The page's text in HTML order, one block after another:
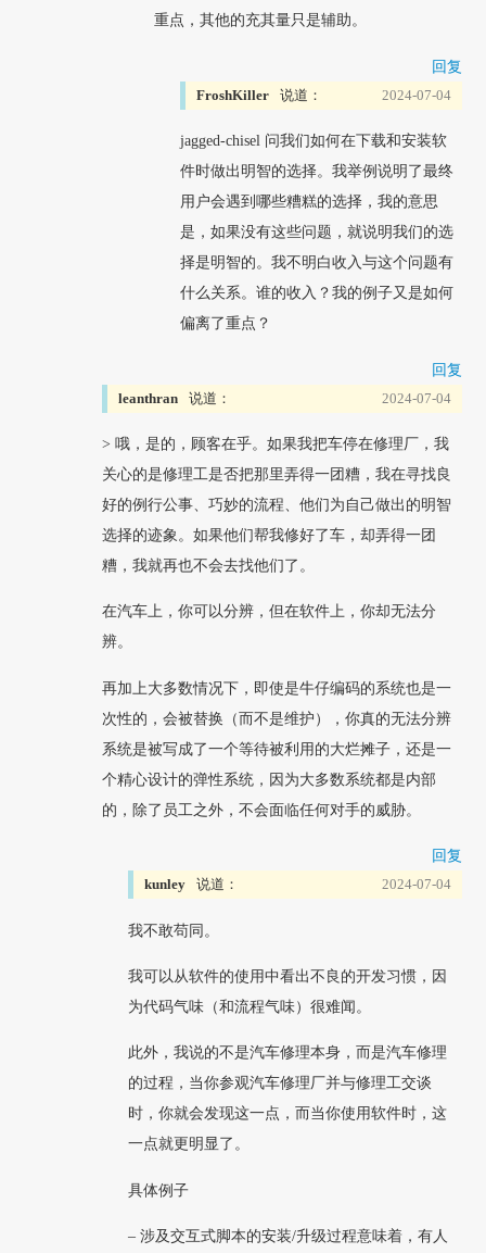
重点，其他的充其量只是辅助。
回复
FroshKiller 说道： 2024-07-04
jagged-chisel 问我们如何在下载和安装软
件时做出明智的选择。我举例说明了最终
用户会遇到哪些糟糕的选择，我的意思
是，如果没有这些问题，就说明我们的选
择是明智的。我不明白收入与这个问题有
什么关系。谁的收入？我的例子又是如何
偏离了重点？
回复
leanthran 说道： 2024-07-04
> 哦，是的，顾客在乎。如果我把车停在修理厂，我
关心的是修理工是否把那里弄得一团糟，我在寻找良
好的例行公事、巧妙的流程、他们为自己做出的明智
选择的迹象。如果他们帮我修好了车，却弄得一团
糟，我就再也不会去找他们了。
在汽车上，你可以分辨，但在软件上，你却无法分
辨。
再加上大多数情况下，即使是牛仔编码的系统也是一
次性的，会被替换（而不是维护），你真的无法分辨
系统是被写成了一个等待被利用的大烂摊子，还是一
个精心设计的弹性系统，因为大多数系统都是内部
的，除了员工之外，不会面临任何对手的威胁。
回复
kunley 说道： 2024-07-04
我不敢苟同。
我可以从软件的使用中看出不良的开发习惯，因
为代码气味（和流程气味）很难闻。
此外，我说的不是汽车修理本身，而是汽车修理
的过程，当你参观汽车修理厂并与修理工交谈
时，你就会发现这一点，而当你使用软件时，这
一点就更明显了。
具体例子
– 涉及交互式脚本的安装/升级过程意味着，有人